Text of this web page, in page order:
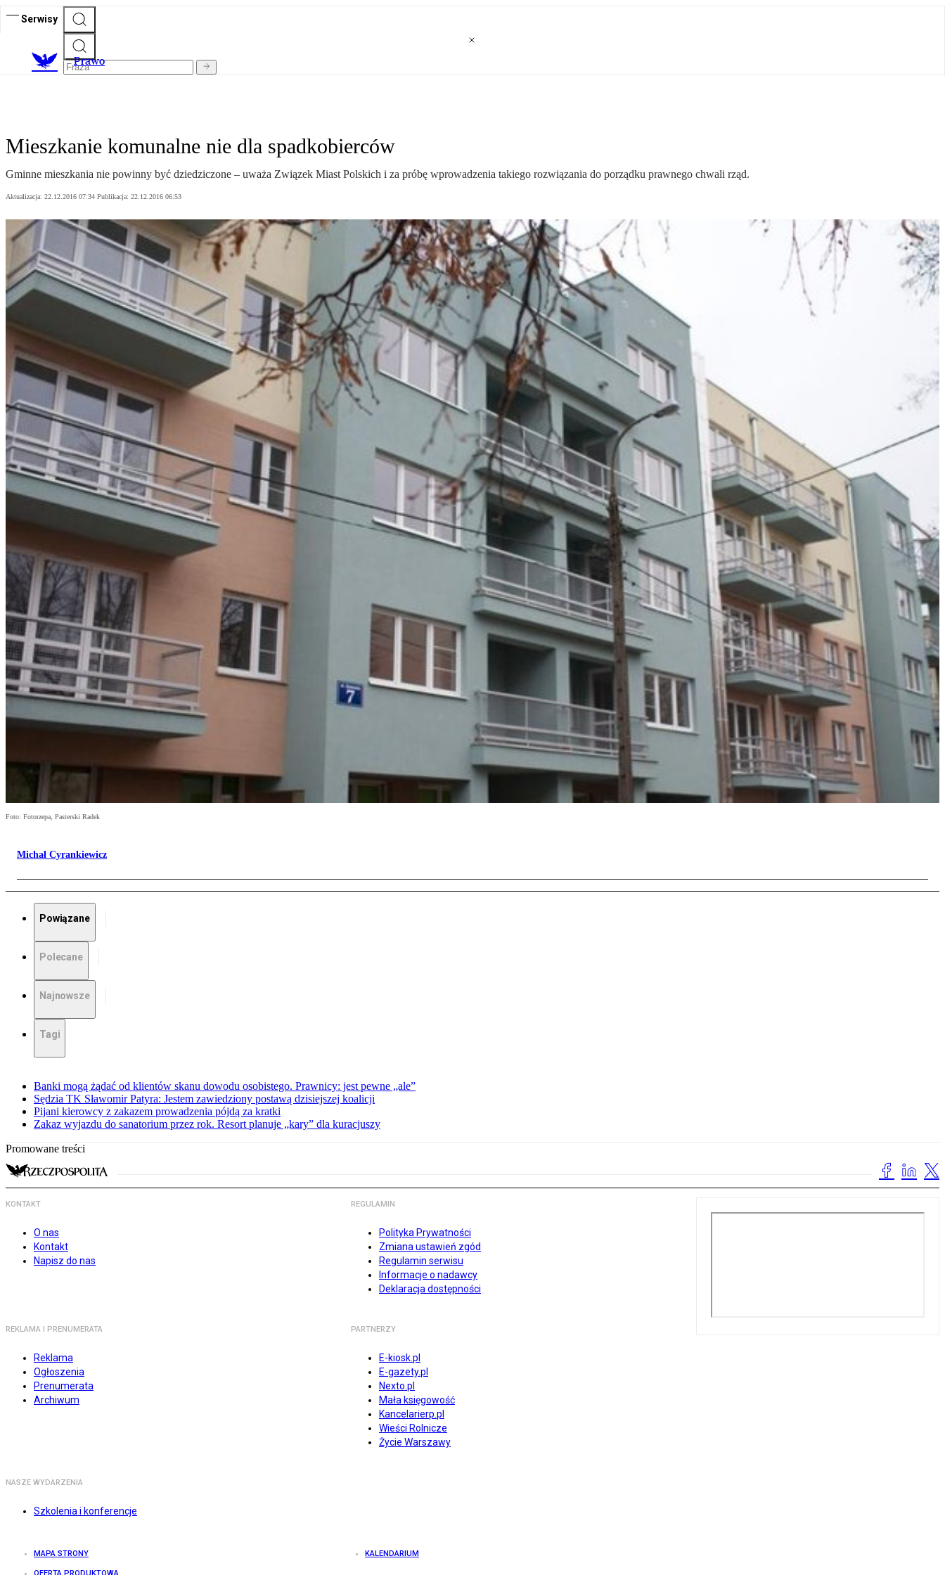
Serwisy
Prawo
Mieszkanie komunalne nie dla spadkobierców
Gminne mieszkania nie powinny być dziedziczone – uważa Związek Miast Polskich i za próbę wprowadzenia takiego rozwiązania do porządku prawnego chwali rząd.
Aktualizacja: 22.12.2016 07:34 Publikacja: 22.12.2016 06:53
Foto: Fotorzepa, Pasterski Radek
Michał Cyrankiewicz
Powiązane
Polecane
Najnowsze
Tagi
Banki mogą żądać od klientów skanu dowodu osobistego. Prawnicy: jest pewne „ale”
Sędzia TK Sławomir Patyra: Jestem zawiedziony postawą dzisiejszej koalicji
Pijani kierowcy z zakazem prowadzenia pójdą za kratki
Zakaz wyjazdu do sanatorium przez rok. Resort planuje „kary” dla kuracjuszy
Promowane treści
KONTAKT
O nas
Kontakt
Napisz do nas
REGULAMIN
Polityka Prywatności
Zmiana ustawień zgód
Regulamin serwisu
Informacje o nadawcy
Deklaracja dostępności
REKLAMA I PRENUMERATA
Reklama
Ogłoszenia
Prenumerata
Archiwum
PARTNERZY
E-kiosk.pl
E-gazety.pl
Nexto.pl
Mała księgowość
Kancelarierp.pl
Wieści Rolnicze
Życie Warszawy
NASZE WYDARZENIA
Szkolenia i konferencje
MAPA STRONY KALENDARIUM